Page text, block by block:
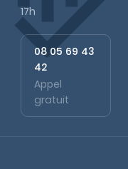
17h
08 05 69 43
42
Appel
gratuit